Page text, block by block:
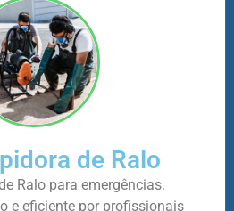
de Ralo
Ralo para emergências.
e eficiente por profissionais